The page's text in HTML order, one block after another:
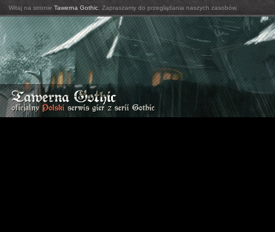
Witaj na stronie Tawerna Gothic . Zapraszamy do przeglądania naszych zasobów.